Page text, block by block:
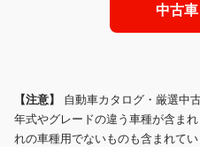
中古
【注意】 自動車カタログ・厳選中
年式やグレードの違う車種が含ま
れの車種用でないものも含まれて